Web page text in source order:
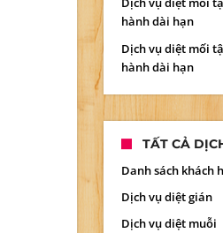
hành dài hạn
Dịch vụ diệt mối
hành dài hạn
TẤT CẢ
Danh sách khách
Dịch vụ diệt gián
Dịch vụ diệt muỗi